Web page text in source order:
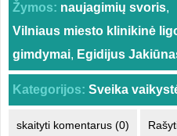
Žymos: naujagimių svoris,
Vilniaus miesto klinikinė
gimdymai, Egidijus
Kategorijos: Sveika
skaityti komentarus (0)